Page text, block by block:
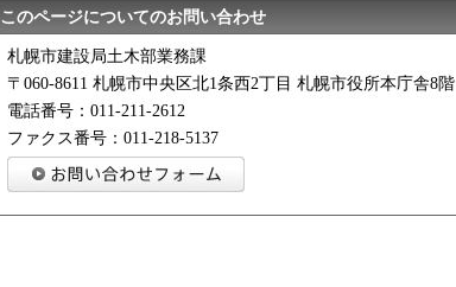
このページについてのお問い合わせ
札幌市建設局土木部業務課
〒060-8611 札幌市中央区北1条西2丁目 札幌市役所本庁舎8階
電話番号：011-211-2612
ファクス番号：011-218-5137